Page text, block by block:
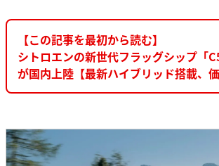
【この記事を最初から読む】
シトロエンの新世代フラッグシップ「
が国内上陸【最新ハイブリッド搭載、